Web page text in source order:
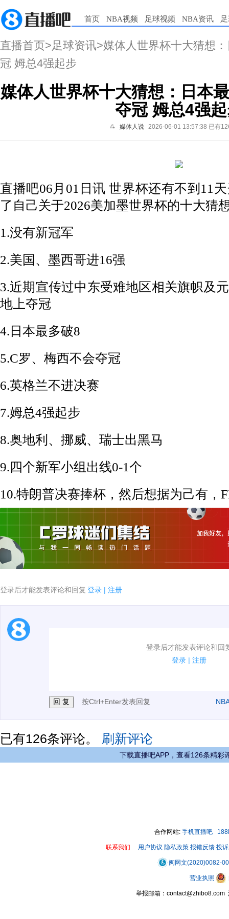
首页 NBA视频 足球视频 NBA资讯
直播首页>足球资讯>媒体人世界杯十大猜想
冠 姆总4强起步
媒体人世界杯十大猜想：日本
夺冠 姆总4强
媒体人说 2026-06-01 13:57:38 已有
直播吧06月01日讯 世界杯还有不到11
了自己关于2026美加墨世界杯的十大猜
1.没有新冠军
2.美国、墨西哥进16强
3.近期宣传过中东受难地区相关旗帜及
地上夺冠
4.日本最多破8
5.C罗、梅西不会夺冠
6.英格兰不进决赛
7.姆总4强起步
8.奥地利、挪威、瑞士出黑马
9.四个新军小组出线0-1个
10.特朗普决赛捧杯，然后想据为己有，
登录后才能发表评论和回复 登录 | 注册
登录后才能发表评论和回
登录 | 注册
1.电脑端新用户可以发表评论了！
按Ctrl+Enter发表回复
已有126条评论。 刷新评论
下载直播吧APP，查看126条精彩
合作网站: 手机直播吧
联系我们 用户协议 隐私政策 报错反馈 投
闽网文(2020)0082-
营业执照
举报邮箱：